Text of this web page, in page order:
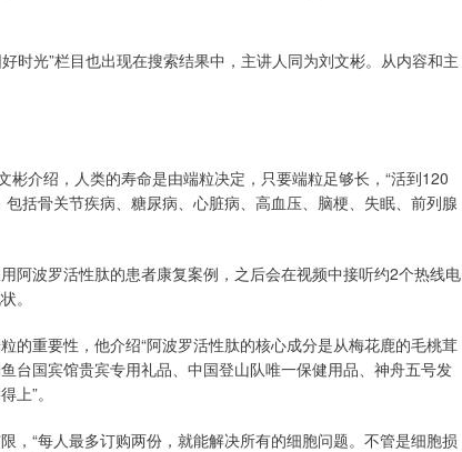
光”栏目也出现在搜索结果中，主讲人同为刘文彬。从内容和主
介绍，人类的寿命是由端粒决定，只要端粒足够长，“活到120
括骨关节疾病、糖尿病、心脏病、高血压、脑梗、失眠、前列腺
波罗活性肽的患者康复案例，之后会在视频中接听约2个热线电
。
重要性，他介绍“阿波罗活性肽的核心成分是从梅花鹿的毛桃茸
台国宾馆贵宾专用礼品、中国登山队唯一保健用品、神舟五号发
上”。
“每人最多订购两份，就能解决所有的细胞问题。不管是细胞损